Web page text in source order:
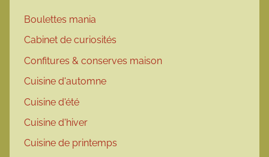
Boulettes mania
Cabinet de curiosités
Confitures & conserves maison
Cuisine d'automne
Cuisine d'été
Cuisine d'hiver
Cuisine de printemps